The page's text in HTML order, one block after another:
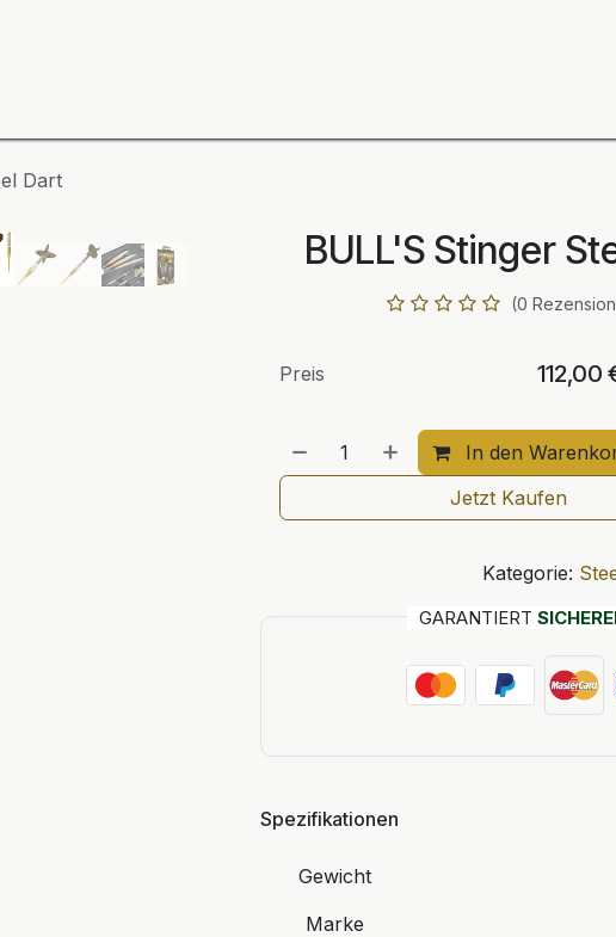
Dart
BULL'S Stinger
(0
In den
Preis 112,00
Jetzt Kaufen
Kategorie:
GARANTIERT
Spezifikationen
Gewicht
Marke